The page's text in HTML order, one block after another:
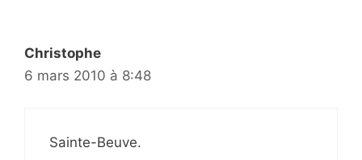
Christophe
6 mars 2010 à 8:48
Sainte-Beuve.